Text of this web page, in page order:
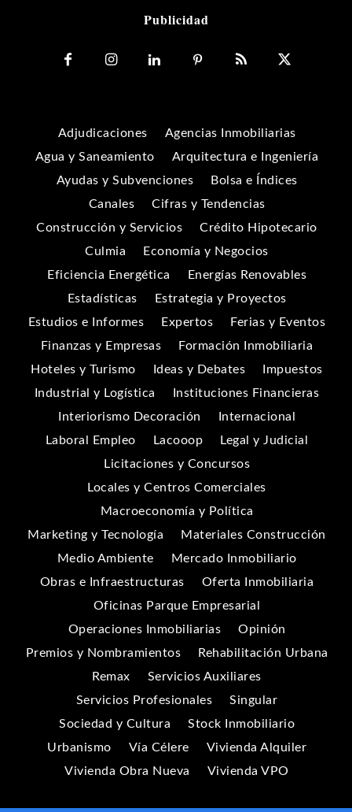
Publicidad
Adjudicaciones
Agencias Inmobiliarias
Agua y Saneamiento
Arquitectura e Ingeniería
Ayudas y Subvenciones
Bolsa e Índices
Canales
Cifras y Tendencias
Construcción y Servicios
Crédito Hipotecario
Culmia
Economía y Negocios
Eficiencia Energética
Energías Renovables
Estadísticas
Estrategia y Proyectos
Estudios e Informes
Expertos
Ferias y Eventos
Finanzas y Empresas
Formación Inmobiliaria
Hoteles y Turismo
Ideas y Debates
Impuestos
Industrial y Logística
Instituciones Financieras
Interiorismo Decoración
Internacional
Laboral Empleo
Lacooop
Legal y Judicial
Licitaciones y Concursos
Locales y Centros Comerciales
Macroeconomía y Política
Marketing y Tecnología
Materiales Construcción
Medio Ambiente
Mercado Inmobiliario
Obras e Infraestructuras
Oferta Inmobiliaria
Oficinas Parque Empresarial
Operaciones Inmobiliarias
Opinión
Premios y Nombramientos
Rehabilitación Urbana
Remax
Servicios Auxiliares
Servicios Profesionales
Singular
Sociedad y Cultura
Stock Inmobiliario
Urbanismo
Vía Célere
Vivienda Alquiler
Vivienda Obra Nueva
Vivienda VPO